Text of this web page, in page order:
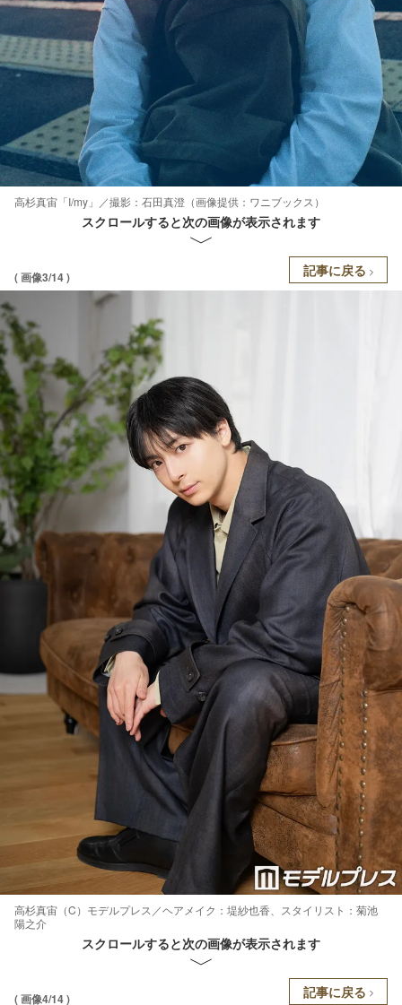
高杉真宙「I/my」／撮影：石田真澄（画像提供：ワニブックス）
スクロールすると次の画像が表示されます
( 画像3/14 ) 記事に戻る
高杉真宙（C）モデルプレス／ヘアメイク：堤紗也香、スタイリスト：菊池
陽之介
スクロールすると次の画像が表示されます
( 画像4/14 ) 記事に戻る